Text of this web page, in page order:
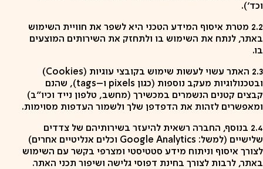
וכד').
2.2 מטרת איסוף המידע הטכני היא לשפר את חוויית השימוש
באתר, לנתח את השימוש בו ולתחזק את השירותים המוצעים
בו.
2.3 האתר עשוי לעשות שימוש בקובצי עוגיות (Cookies)
ובטכנולוגיות מעקב נוספות (כגון pixels ו–tags), שהנם
קבצים קטנים הנשמרים במכשירך (מחשב, טלפון נייד וכיו"ב)
ומאפשרים לזהות את הדפדפן שלך ולשמור העדפות מסוימות.
2.4 בנוסף, החברה רשאית להיעזר בשירותיהם של צדדים
שלישיים (למשל: Google Analytics וכלים אנליטיים אחרים)
לצורך איסוף וניתוח מידע סטטיסטי ומצרפי בקשר עם השימוש
באתר, לרבות לצורך בחינת דפוסי גלישה ושיפור תכני האתר.